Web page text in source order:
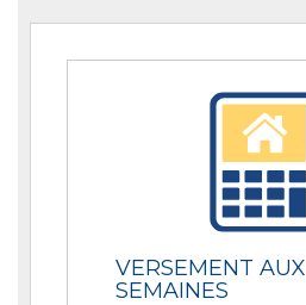
VERSEMENT
SEMAINES